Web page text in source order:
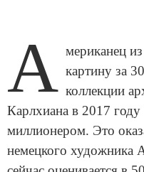
А мериканец
картину за
коллекции
Карлхиана в 2017
миллионером. Это
немецкого художника